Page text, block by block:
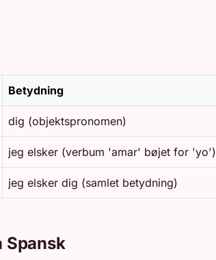
Betydning
dig (objektspronomen)
jeg elsker (verbum 'amar' bøjet for 'yo')
jeg elsker dig (samlet betydning)
Spansk